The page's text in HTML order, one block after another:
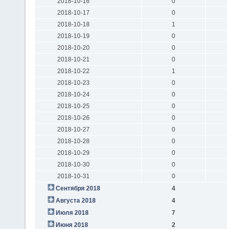
2018-10-17
0
2018-10-18
1
2018-10-19
0
2018-10-20
0
2018-10-21
0
2018-10-22
1
2018-10-23
0
2018-10-24
0
2018-10-25
0
2018-10-26
0
2018-10-27
0
2018-10-28
0
2018-10-29
0
2018-10-30
0
2018-10-31
0
Сентября 2018
4
Августа 2018
4
Июля 2018
7
Июня 2018
2